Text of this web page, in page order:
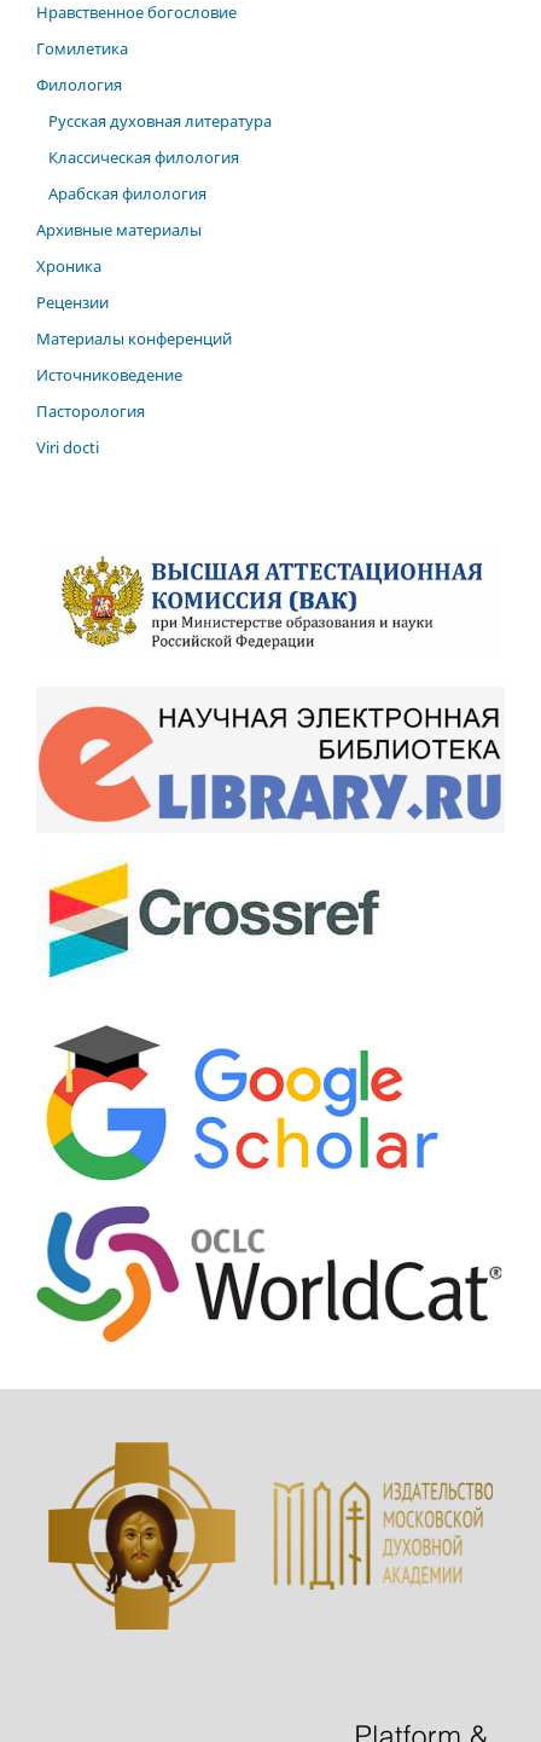
Нравственное богословие
Гомилетика
Филология
Русская духовная литература
Классическая филология
Арабская филология
Архивные материалы
Хроника
Рецензии
Материалы конференций
Источниковедение
Пасторология
Viri docti